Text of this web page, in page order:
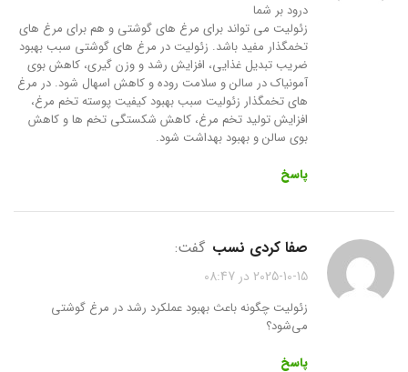
درود بر شما
زئولیت می تواند برای مرغ های گوشتی و هم برای مرغ های
تخمگذار مفید باشد. زئولیت در مرغ های گوشتی سبب بهبود
ضریب تبدیل غذایی، افزایش رشد و وزن گیری، کاهش بوی
آمونیاک در سالن و سلامت روده و کاهش اسهال شود. در مرغ
های تخمگذار زئولیت سبب بهبود کیفیت پوسته تخم مرغ،
افزایش تولید تخم مرغ، کاهش شکستگی تخم ها و کاهش
بوی سالن و بهبود بهداشت شود.
پاسخ
صفا کردی نسب گفت:
2025-10-15 در 08:47
زئولیت چگونه باعث بهبود عملکرد رشد در مرغ گوشتی
می‌شود؟
پاسخ